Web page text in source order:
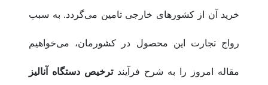
خرید آن از کشورهای خارجی تامین می‌گردد. به سبب
رواج تجارت این محصول در کشورمان، می‌خواهیم
مقاله امروز را به شرح فرآیندترخیص دستگاه آنالیز